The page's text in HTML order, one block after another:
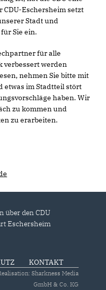
CDU-Eschersheim setzt
Stadt und
Sie ein.
für alle
verbessert werden
nehmen Sie bitte mit
etwas im Stadtteil stört
haben. Wir
zu kommen und
zu erarbeiten.
über den CDU
Eschersheim
KONTAKT
Sharkness Media
GmbH & Co. KG